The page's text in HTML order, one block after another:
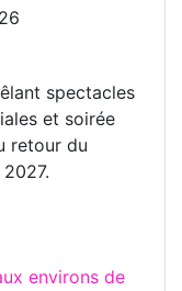
spectacles
et soirée
retour du
environs de